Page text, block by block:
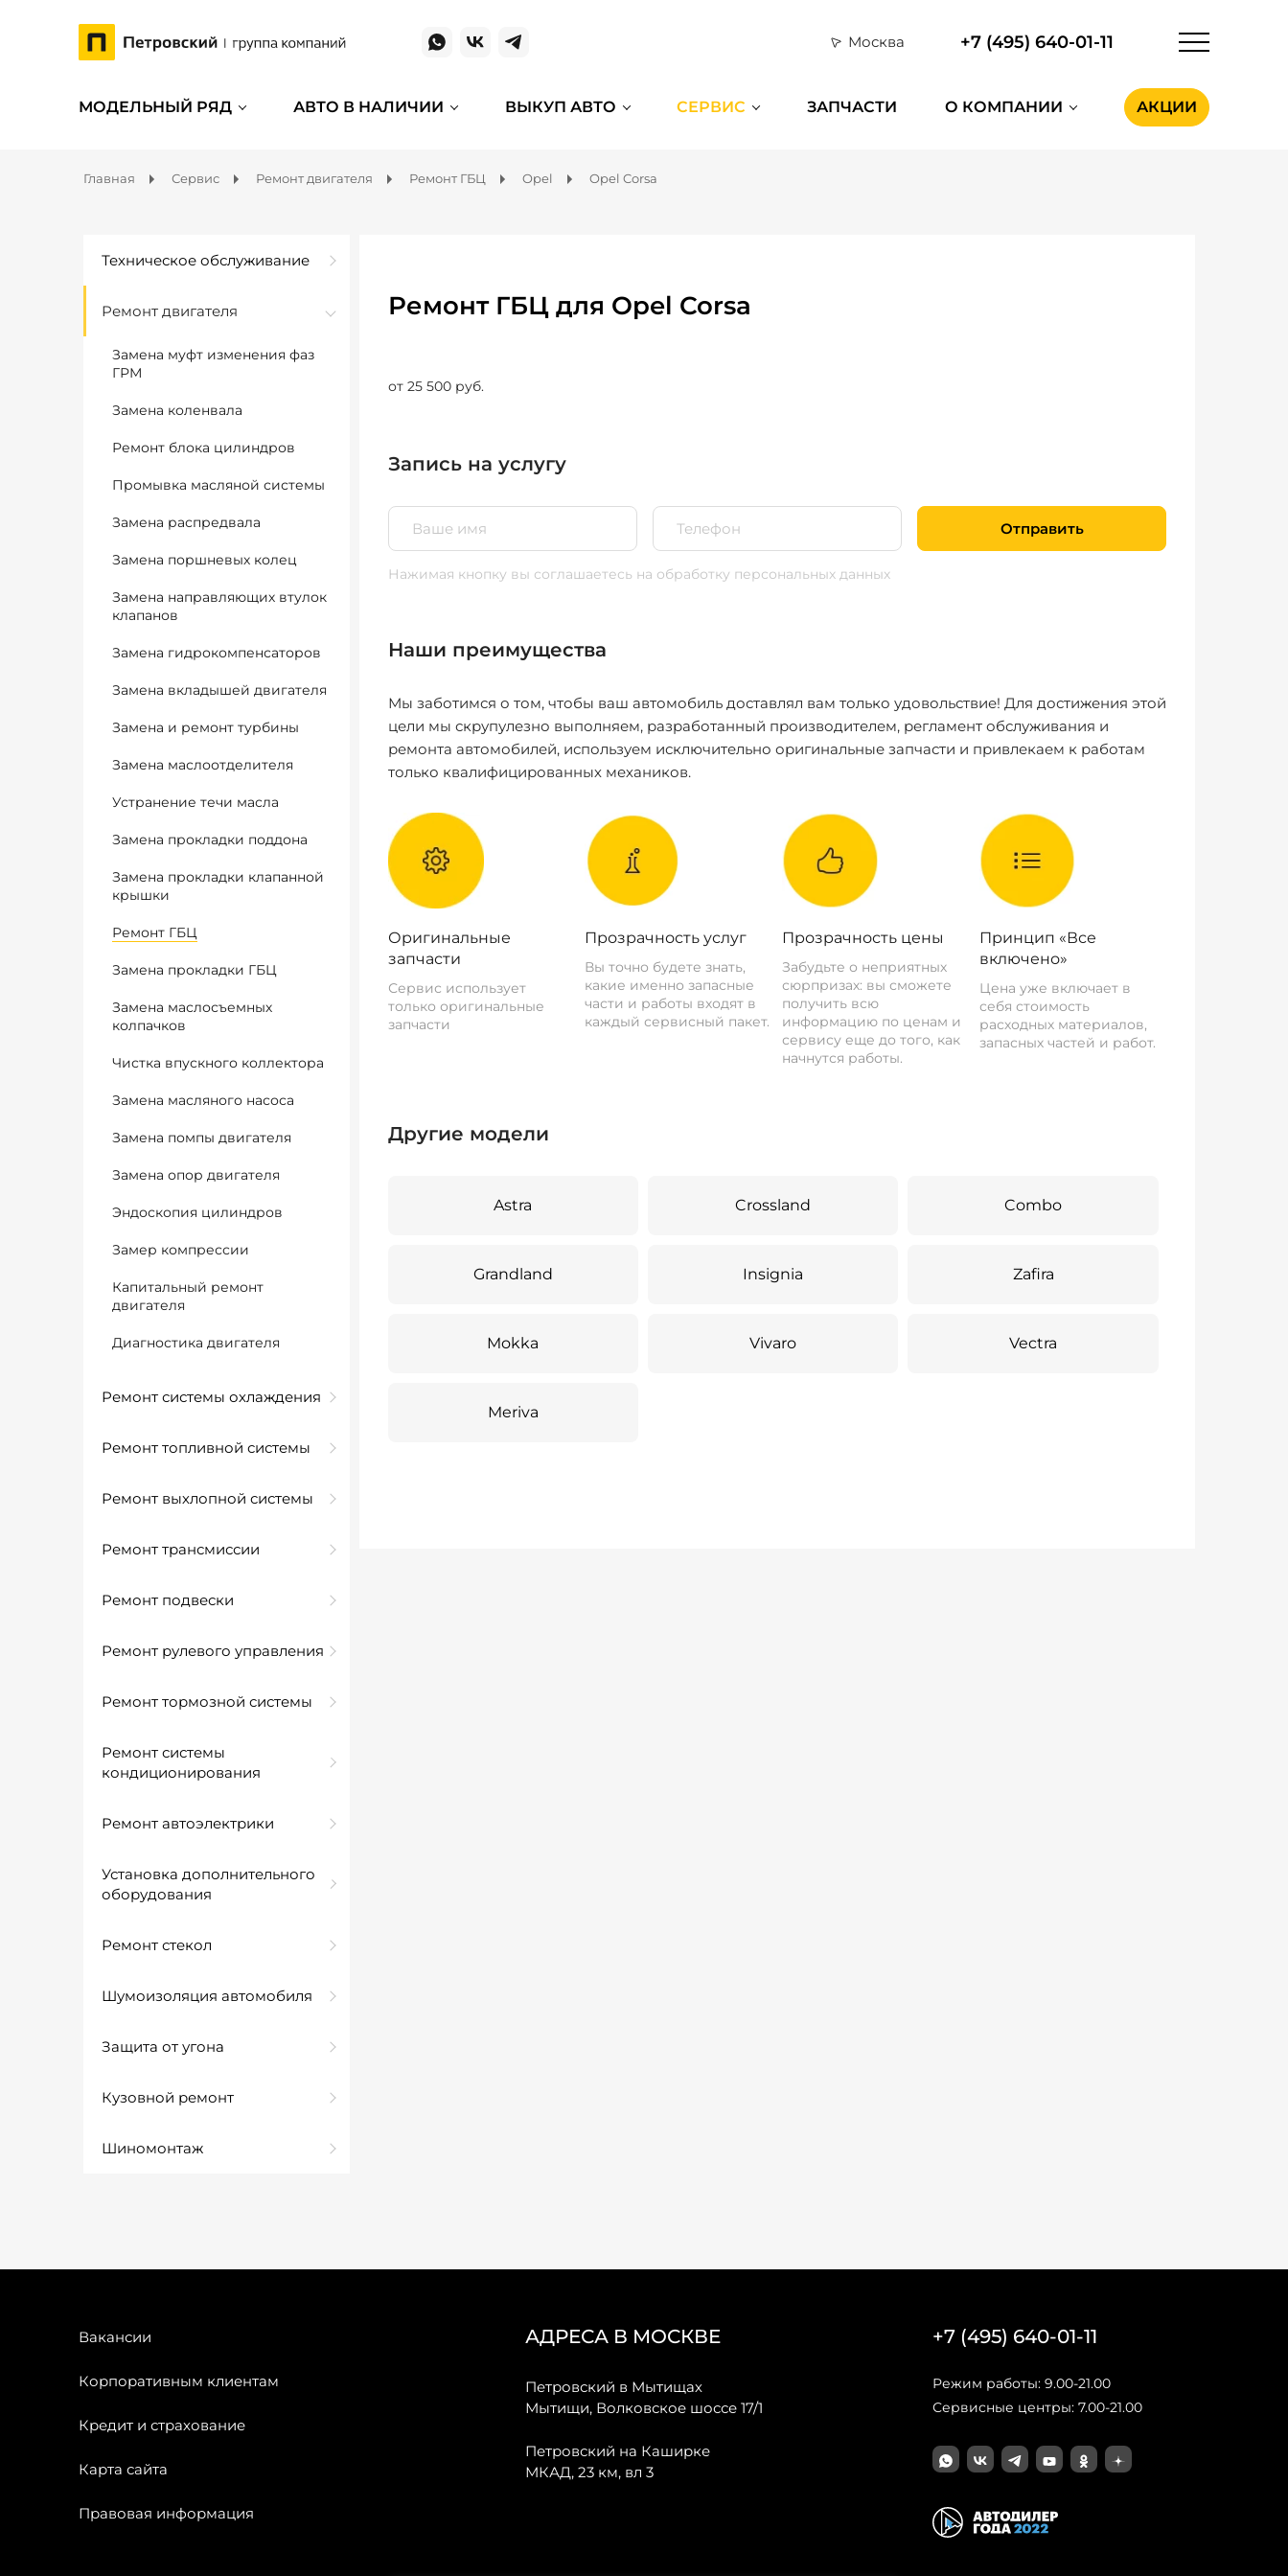
Москва +7 (495) 640-01-11
МОДЕЛЬНЫЙ РЯД АВТО В НАЛИЧИИ ВЫКУП АВТО СЕРВИС ЗАПЧАСТИ О КОМПАНИИ АКЦИИ
Главная Сервис Ремонт двигателя Ремонт ГБЦ Opel Opel Corsa
Техническое обслуживание
Ремонт двигателя
Замена муфт изменения фаз
ГРМ
Замена коленвала
Ремонт блока цилиндров
Промывка масляной системы
Замена распредвала
Замена поршневых колец
Замена направляющих втулок
клапанов
Замена гидрокомпенсаторов
Замена вкладышей двигателя
Замена и ремонт турбины
Замена маслоотделителя
Устранение течи масла
Замена прокладки поддона
Замена прокладки клапанной
крышки
Ремонт ГБЦ
Замена прокладки ГБЦ
Замена маслосъемных
колпачков
Чистка впускного коллектора
Замена масляного насоса
Замена помпы двигателя
Замена опор двигателя
Эндоскопия цилиндров
Замер компрессии
Капитальный ремонт
двигателя
Диагностика двигателя
Ремонт системы охлаждения
Ремонт топливной системы
Ремонт выхлопной системы
Ремонт трансмиссии
Ремонт подвески
Ремонт рулевого управления
Ремонт тормозной системы
Ремонт системы
кондиционирования
Ремонт автоэлектрики
Установка дополнительного
оборудования
Ремонт стекол
Шумоизоляция автомобиля
Защита от угона
Кузовной ремонт
Шиномонтаж
Ремонт ГБЦ для Opel Corsa
от 25 500 руб.
Запись на услугу
Отправить
Нажимая кнопку вы соглашаетесь на обработку персональных данных
Наши преимущества
Мы заботимся о том, чтобы ваш автомобиль доставлял вам только удовольствие! Для достижения этой
цели мы скрупулезно выполняем, разработанный производителем, регламент обслуживания и
ремонта автомобилей, используем исключительно оригинальные запчасти и привлекаем к работам
только квалифицированных механиков.
Оригинальные
запчасти
Сервис использует
только оригинальные
запчасти
Прозрачность услуг
Вы точно будете знать,
какие именно запасные
части и работы входят в
каждый сервисный пакет.
Прозрачность цены
Забудьте о неприятных
сюрпризах: вы сможете
получить всю
информацию по ценам и
сервису еще до того, как
начнутся работы.
Принцип «Все
включено»
Цена уже включает в
себя стоимость
расходных материалов,
запасных частей и работ.
Другие модели
Astra Crossland Combo
Grandland Insignia Zafira
Mokka Vivaro Vectra
Meriva
Вакансии
Корпоративным клиентам
Кредит и страхование
Карта сайта
Правовая информация
АДРЕСА В МОСКВЕ
Петровский в Мытищах
Мытищи, Волковское шоссе 17/1
Петровский на Каширке
МКАД, 23 км, вл 3
+7 (495) 640-01-11
Режим работы: 9.00-21.00
Сервисные центры: 7.00-21.00